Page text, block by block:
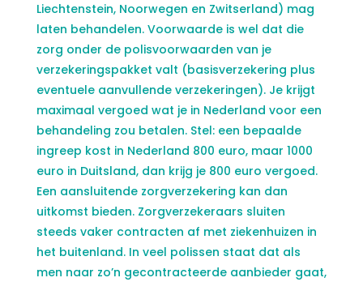
Liechtenstein, Noorwegen en Zwitserland) mag
laten behandelen. Voorwaarde is wel dat die
zorg onder de polisvoorwaarden van je
verzekeringspakket valt (basisverzekering plus
eventuele aanvullende verzekeringen). Je krijgt
maximaal vergoed wat je in Nederland voor een
behandeling zou betalen. Stel: een bepaalde
ingreep kost in Nederland 800 euro, maar 1000
euro in Duitsland, dan krijg je 800 euro vergoed.
Een aansluitende zorgverzekering kan dan
uitkomst bieden. Zorgverzekeraars sluiten
steeds vaker contracten af met ziekenhuizen in
het buitenland. In veel polissen staat dat als
men naar zo’n gecontracteerde aanbieder gaat,